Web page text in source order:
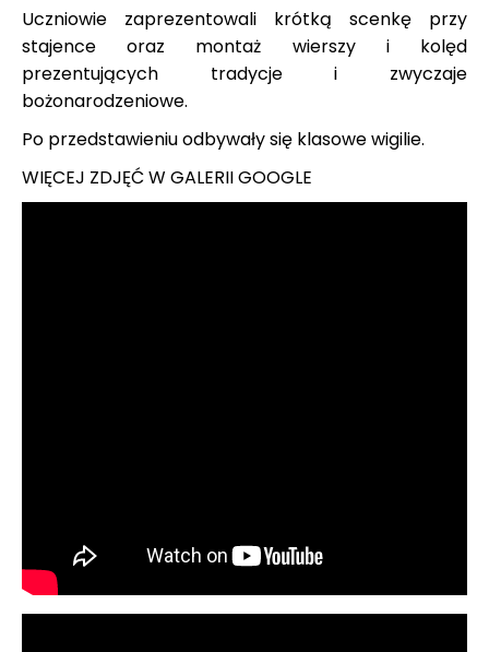
Uczniowie zaprezentowali krótką scenkę przy
stajence oraz montaż wierszy i kolęd
prezentujących tradycje i zwyczaje
bożonarodzeniowe.
Po przedstawieniu odbywały się klasowe wigilie.
WIĘCEJ ZDJĘĆ W GALERII GOOGLE